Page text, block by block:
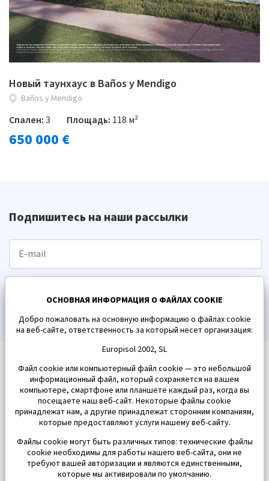
Новый таунхаус в Baños y Mendigo
Baños y Mendigo
Спален:3 Площадь: 118 м²
650 000 €
Подпишитесь на наши рассылки
ПОДПИСАТЬСЯ
ОСНОВНАЯ ИНФОРМАЦИЯ О ФАЙЛАХ COOKIE
Добро пожаловать на основную информацию о файлах cookie
на веб-сайте, ответственность за который несет организация:
Europisol 2002, SL
Файл cookie или компьютерный файл cookie — это небольшой
информационный файл, который сохраняется на вашем
компьютере, смартфоне или планшете каждый раз, когда вы
посещаете наш веб-сайт. Некоторые файлы cookie
принадлежат нам, а другие принадлежат сторонним компаниям,
которые предоставляют услуги нашему веб-сайту.
Файлы cookie могут быть различных типов: технические файлы
cookie необходимы для работы нашего веб-сайта, они не
требуют вашей авторизации и являются единственными,
которые мы активировали по умолчанию.